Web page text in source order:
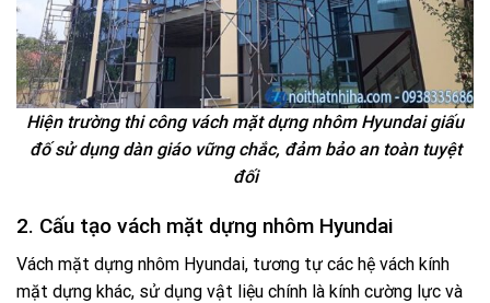
Hiện trường thi công vách mặt dựng nhôm Hyundai giấu
đố sử dụng dàn giáo vững chắc, đảm bảo an toàn tuyệt
đối
2. Cấu tạo vách mặt dựng nhôm Hyundai
Vách mặt dựng nhôm Hyundai, tương tự các hệ vách kính
mặt dựng khác, sử dụng vật liệu chính là kính cường lực và